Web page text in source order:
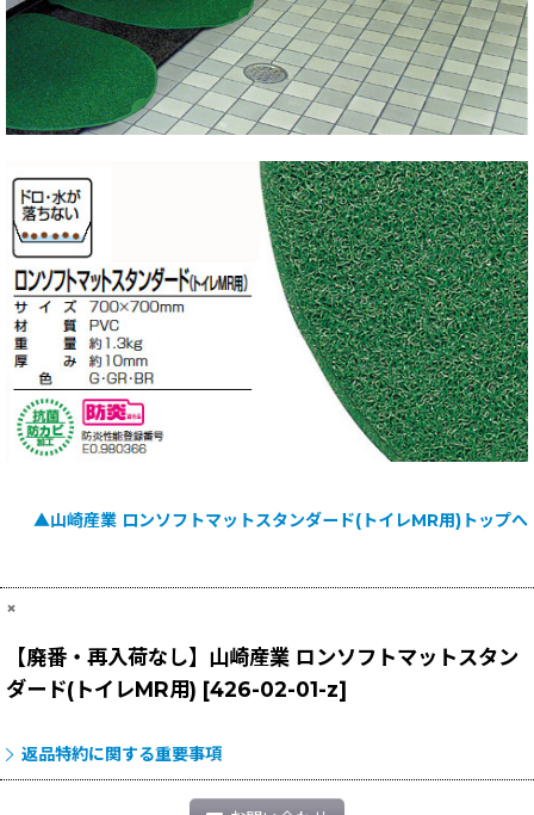
▲山崎産業 ロンソフトマットスタンダード(トイレMR用)トップへ
×
【廃番・再入荷なし】山崎産業 ロンソフトマットスタン
ダード(トイレMR用) [426-02-01-z]
返品特約に関する重要事項